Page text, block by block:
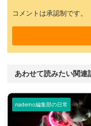
コメントは承認制です。
あわせて読みたい関連
nademo編集部の日常